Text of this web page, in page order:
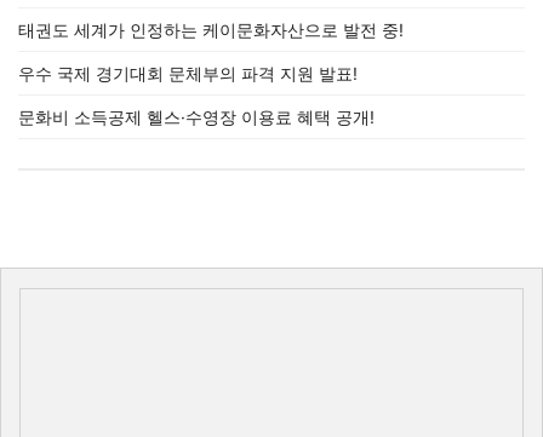
태권도 세계가 인정하는 케이문화자산으로 발전 중!
우수 국제 경기대회 문체부의 파격 지원 발표!
문화비 소득공제 헬스·수영장 이용료 혜택 공개!